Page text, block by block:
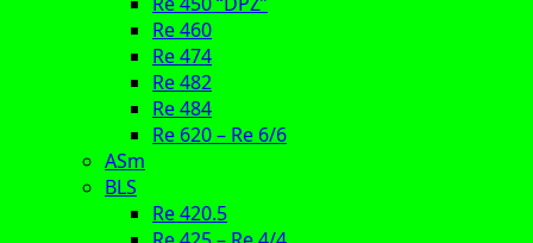
Re 460
Re 474
Re 482
Re 484
Re 620 – Re 6/6
ASm
BLS
Re 420.5